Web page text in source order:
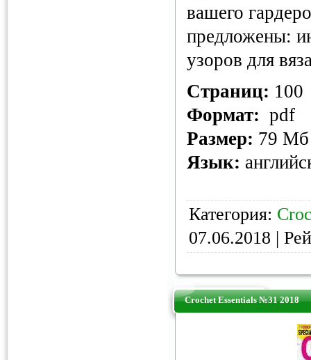
вашего
предложены:
узоров для
Страниц: 100
Формат: pdf
Размер: 79 Мб
Язык:
Категория:
07.06.2018 |
Crochet Essentials №31 2018